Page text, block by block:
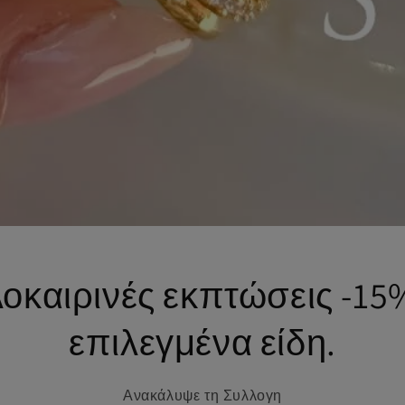
εκπτώσεις -
επιλεγμένα είδη.
Ανακάλυψε τη Συλλογη